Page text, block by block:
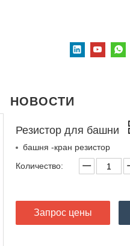
НОВОСТИ
Резистор для башни
башня -кран резистор
Количество:
Запрос цены